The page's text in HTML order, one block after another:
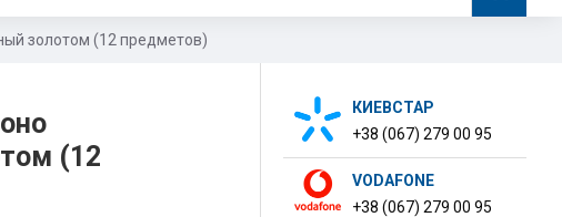
золотом (12 предметов)
(12
КИЕВСТАР
+38 (067) 279 00 95
VODAFONE
+38 (067) 279 00 95